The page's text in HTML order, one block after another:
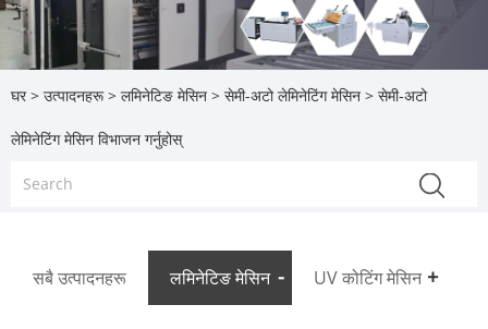
घर > उत्पादनहरू> लमिनेटिङ मेसिन > सेमी-अटो लेमिनेटिंग मेसिन > सेमी-अटो
लेमिनेटिंग मेसिन विभाजन गर्नुहोस्
सबै उत्पादनहरू लमिनेटिङ मेसिन UV कोटिंग मेसिन